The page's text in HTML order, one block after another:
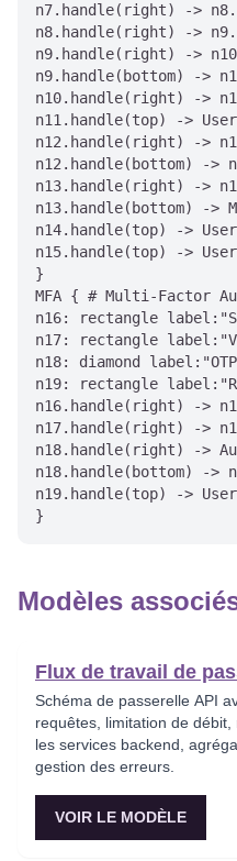
n7.handle(right) ->
n8.handle(right) ->
n9.handle(right) ->
n9.handle(bottom) ->
n10.handle(right) ->
n11.handle(top) ->
n12.handle(right) ->
n12.handle(bottom) ->
n13.handle(right) ->
n13.handle(bottom) ->
n14.handle(top) ->
n15.handle(top) ->
}
MFA { # Multi-Factor
n16: rectangle
n17: rectangle
n18: diamond
n19: rectangle
n16.handle(right) ->
n17.handle(right) ->
n18.handle(right) ->
n18.handle(bottom) ->
n19.handle(top) ->
Modèles
Flux de travail de
Schéma de passerelle API
requêtes, limitation de
les services backend,
gestion des erreurs.
VOIR LE MODÈLE